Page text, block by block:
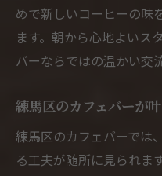
めで新しいコーヒーの味
ます。朝から心地よいス
バーならではの温かい交
練馬区のカフェバーが
練馬区のカフェバーでは
る工夫が随所に見られま